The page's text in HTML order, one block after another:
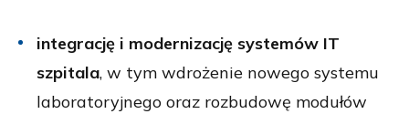
integrację i modernizację systemów IT
szpitala, w tym wdrożenie nowego systemu
laboratoryjnego oraz rozbudowę modułów